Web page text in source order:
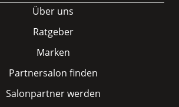
Über uns
Ratgeber
Marken
Partnersalon finden
Salonpartner werden